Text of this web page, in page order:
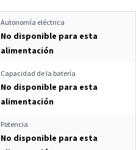
Autonomía eléctrica
No disponible para esta
alimentación
Capacidad de la batería
No disponible para esta
alimentación
Potencia
No disponible para esta